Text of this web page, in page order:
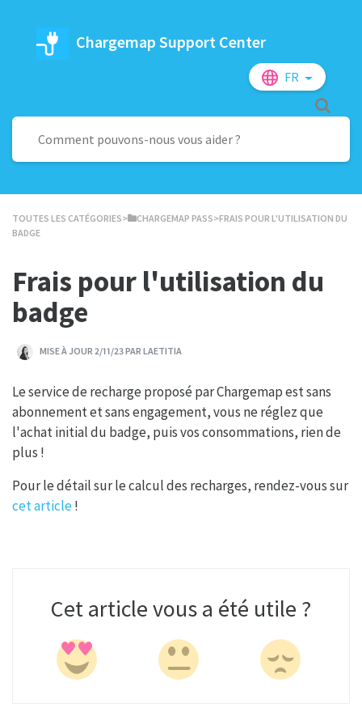
Chargemap Support Center
FR
TOUTES LES CATÉGORIES​>​ ​CHARGEMAP PASS​>​ FRAIS POUR L'UTILISATION DU
BADGE
Frais pour l'utilisation du
badge
MISE À JOUR 2/11/23 PAR LAETITIA
Le service de recharge proposé par Chargemap est sans
abonnement et sans engagement, vous ne réglez que
l'achat initial du badge, puis vos consommations, rien de
plus !
Pour le détail sur le calcul des recharges, rendez-vous sur
cet article!
Cet article vous a été utile ?